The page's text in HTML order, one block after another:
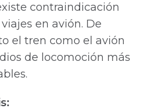
contraindicación
en avión. De
el tren como el avión
de locomoción más